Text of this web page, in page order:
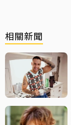
相關新聞